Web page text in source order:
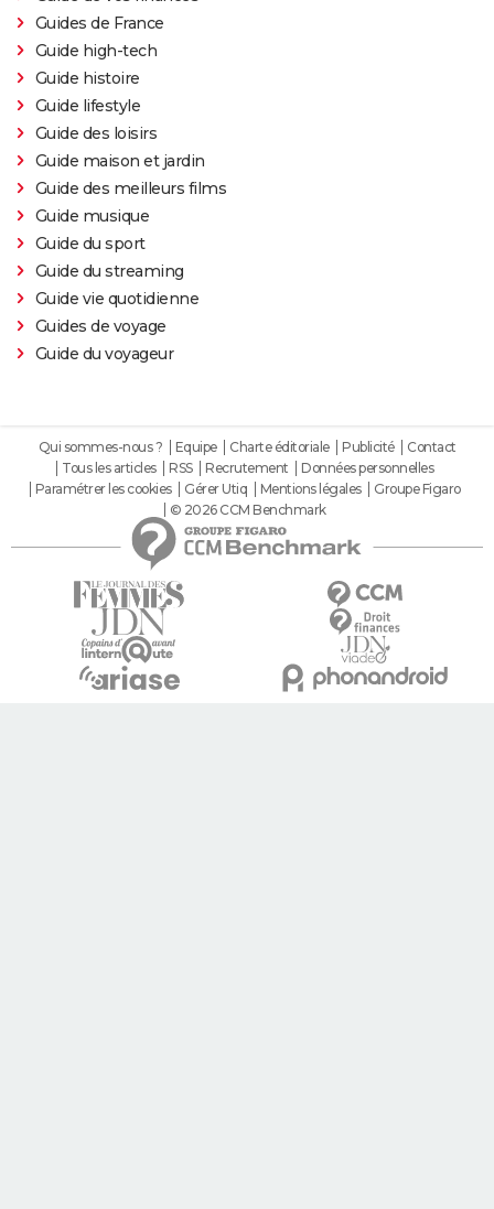
Guides de France
Guide high-tech
Guide histoire
Guide lifestyle
Guide des loisirs
Guide maison et jardin
Guide des meilleurs films
Guide musique
Guide du sport
Guide du streaming
Guide vie quotidienne
Guides de voyage
Guide du voyageur
Qui sommes-nous ? Equipe Charte éditoriale Publicité
Contact
Tous les articles
RSS Recrutement
Données personnelles
Paramétrer les cookies
Gérer Utiq Mentions légales
Groupe Figaro
© 2026 CCM Benchmark